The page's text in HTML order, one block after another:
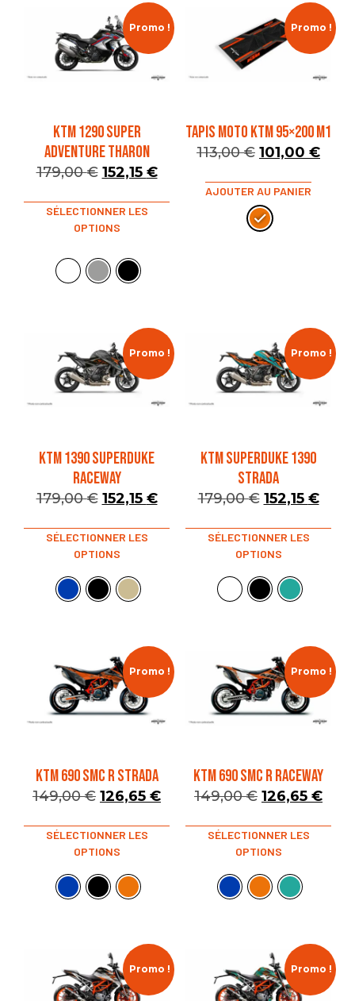
Promo !
KTM 1290 SUPER
ADVENTURE THARON
179,00€ 152,15 €
SÉLECTIONNER LES
OPTIONS
Promo !
TAPIS MOTO KTM 95×200 M1
113,00€ 101,00 €
AJOUTER AU PANIER
Promo !
KTM 1390 SUPERDUKE
RACEWAY
179,00€ 152,15 €
SÉLECTIONNER LES
OPTIONS
Promo !
KTM SUPERDUKE 1390
STRADA
179,00€ 152,15 €
SÉLECTIONNER LES
OPTIONS
Promo !
KTM 690 SMC R STRADA
149,00€ 126,65 €
SÉLECTIONNER LES
OPTIONS
Promo !
KTM 690 SMC R RACEWAY
149,00€ 126,65 €
SÉLECTIONNER LES
OPTIONS
Promo ! Promo !